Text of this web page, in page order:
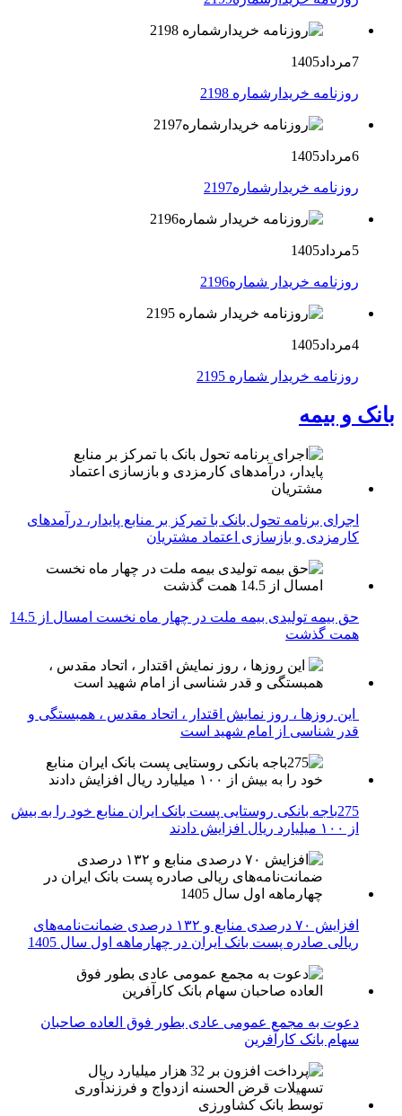
7مرداد1405
روزنامه خریدارشماره 2198
6مرداد1405
روزنامه خریدارشماره2197
5مرداد1405
روزنامه خریدار شماره2196
4مرداد1405
روزنامه خریدار شماره 2195
بانک و بیمه
اجرای برنامه تحول بانک با تمرکز بر منابع پایدار، درآمدهای
کارمزدی و بازسازی اعتماد مشتریان
حق بیمه تولیدی بیمه ملت در چهار ماه نخست امسال از 14.5
همت گذشت
این روزها ، روز نمایش اقتدار ، اتحاد مقدس ، همبستگی و
قدر شناسی از امام شهید است
275باجه بانکی روستایی پست بانک ایران منابع خود را به بیش
از ۱۰۰ میلیارد ریال افزایش دادند
افزایش ۷۰ درصدی منابع و ۱۳۲ درصدی ضمانت‌نامه‌های
ریالی صادره پست بانک ایران در چهارماهه اول سال 1405
دعوت به مجمع عمومی عادی بطور فوق العاده صاحبان
سهام بانک کارآفرین